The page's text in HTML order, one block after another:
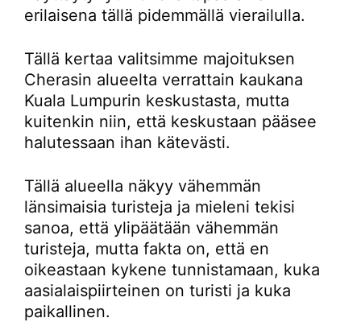
erilaisena tällä pidemmällä vierailulla.
Tällä kertaa valitsimme majoituksen
Cherasin alueelta verrattain kaukana
Kuala Lumpurin keskustasta, mutta
kuitenkin niin, että keskustaan pääsee
halutessaan ihan kätevästi.
Tällä alueella näkyy vähemmän
länsimaisia turisteja ja mieleni tekisi
sanoa, että ylipäätään vähemmän
turisteja, mutta fakta on, että en
oikeastaan kykene tunnistamaan, kuka
aasialaispiirteinen on turisti ja kuka
paikallinen.